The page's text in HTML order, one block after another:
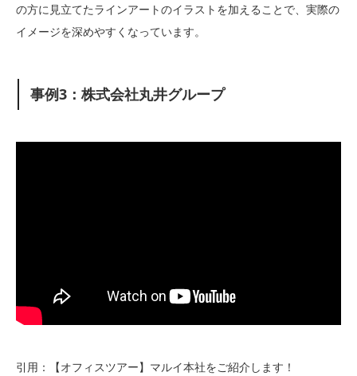
の方に見立てたラインアートのイラストを加えることで、実際の
イメージを深めやすくなっています。
事例3：株式会社丸井グループ
引用：【オフィスツアー】マルイ本社をご紹介します！